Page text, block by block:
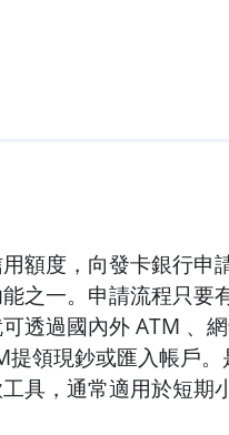
額度，向發卡銀行申
之一。申請流程只要
透過國內外 ATM 、
領現鈔或匯入帳戶
具，通常適用於短期